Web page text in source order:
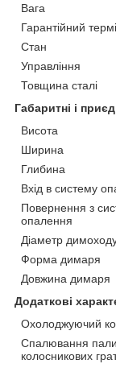
Вага
Гарантійний
Стан
Управління
Товщина сталі
Габаритні і
Висота
Ширина
Глибина
Вхід в систему
Повернення з
опалення
Діаметр
Форма димаря
Довжина димаря
Додаткові
Охолоджуючий
Спалювання
колосникових